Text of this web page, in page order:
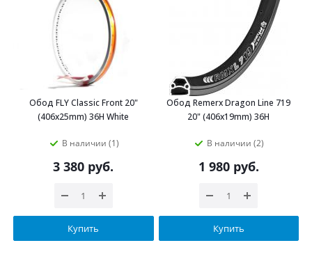
Обод FLY Classic Front 20"
(406х25mm) 36H White
В наличии (1)
3 380 руб.
Купить
Обод Remerx Dragon Line 719
20" (406x19mm) 36H
В наличии (2)
1 980руб.
Купить